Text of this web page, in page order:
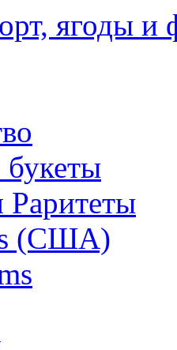
ягоды и
Раритеты
(США)